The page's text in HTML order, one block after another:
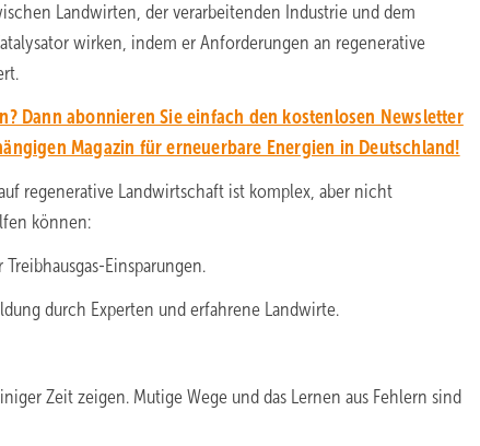
Landwirten, der verarbeitenden Industrie und dem
wirken, indem er Anforderungen an regenerative
Dann abonnieren Sie einfach den kostenlosen Newsletter
Magazin für erneuerbare Energien in Deutschland!
regenerative Landwirtschaft ist komplex, aber nicht
können:
Einsparungen.
durch Experten und erfahrene Landwirte.
Zeit zeigen. Mutige Wege und das Lernen aus Fehlern sind